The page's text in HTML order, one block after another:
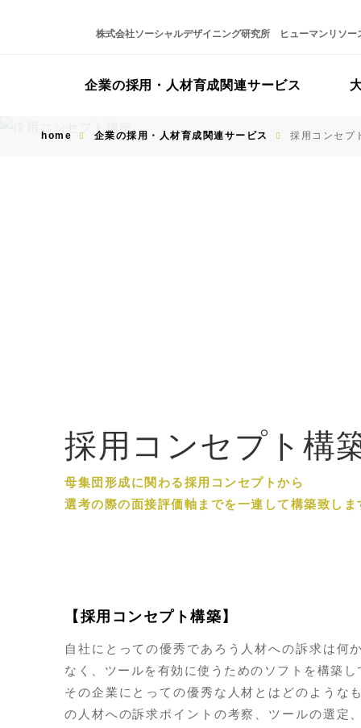
株式会社ソーシャルデザイニング研究所 ヒューマンリソー
企業の採用・人材育成関連サービス
home 企業の採用・人材育成関連サービス 採用コンセプ
採用コンセプト構
母集団形成に関わる採用コンセプトから
選考の際の面接評価軸までを一連して構築致しま
【採用コンセプト構築】
自社にとっての優秀であろう人材への訴求は何
なく、ツールを有効に使うためのソフトを構築
その企業にとっての優秀な人材とはどのような
の人材への訴求ポイントの考察、ツールの選定